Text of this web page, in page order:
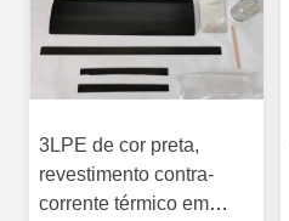
3LPE de cor preta,
revestimento contra-
corrente térmico em